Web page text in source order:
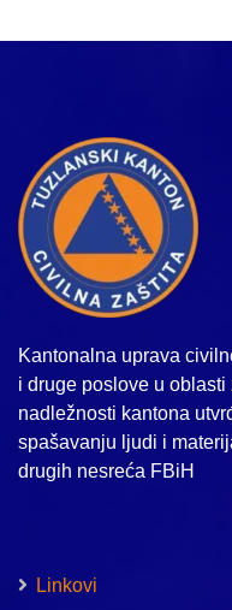
Kantonalna uprava
i druge poslove u
nadležnosti kantona
spašavanju ljudi i
drugih nesreća FBiH
Linkovi